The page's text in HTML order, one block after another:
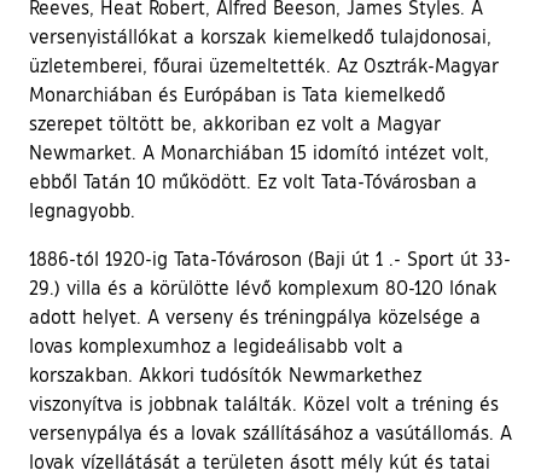
Reeves, Heat Robert, Alfred Beeson, James Styles. A
versenyistállókat a korszak kiemelkedő tulajdonosai,
üzletemberei, főurai üzemeltették. Az Osztrák-Magyar
Monarchiában és Európában is Tata kiemelkedő
szerepet töltött be, akkoriban ez volt a Magyar
Newmarket. A Monarchiában 15 idomító intézet volt,
ebből Tatán 10 működött. Ez volt Tata-Tóvárosban a
legnagyobb.
1886-tól 1920-ig Tata-Tóvároson (Baji út 1 .- Sport út 33-
29.) villa és a körülötte lévő komplexum 80-120 lónak
adott helyet. A verseny és tréningpálya közelsége a
lovas komplexumhoz a legideálisabb volt a
korszakban. Akkori tudósítók Newmarkethez
viszonyítva is jobbnak találták. Közel volt a tréning és
versenypálya és a lovak szállításához a vasútállomás. A
lovak vízellátását a területen ásott mély kút és tatai